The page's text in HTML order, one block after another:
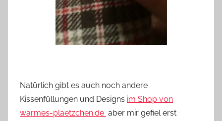
Natürlich gibt es auch noch andere
Kissenfüllungen und Designs im Shop von
warmes-plaetzchen.de aber mir gefiel erst